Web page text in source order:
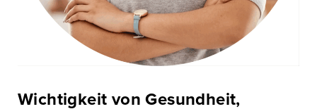
Wichtigkeit von Gesundheit,